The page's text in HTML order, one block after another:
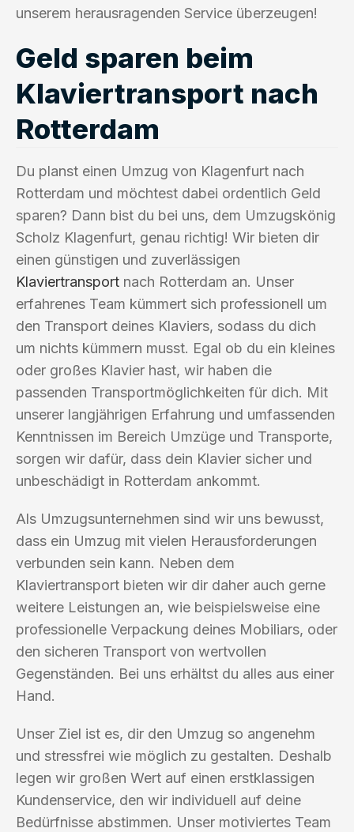
unserem herausragenden Service überzeugen!
Geld sparen beim
Klaviertransport nach
Rotterdam
Du planst einen Umzug von Klagenfurt nach
Rotterdam und möchtest dabei ordentlich Geld
sparen? Dann bist du bei uns, dem Umzugskönig
Scholz Klagenfurt, genau richtig! Wir bieten dir
einen günstigen und zuverlässigen
Klaviertransport nach Rotterdam an. Unser
erfahrenes Team kümmert sich professionell um
den Transport deines Klaviers, sodass du dich
um nichts kümmern musst. Egal ob du ein kleines
oder großes Klavier hast, wir haben die
passenden Transportmöglichkeiten für dich. Mit
unserer langjährigen Erfahrung und umfassenden
Kenntnissen im Bereich Umzüge und Transporte,
sorgen wir dafür, dass dein Klavier sicher und
unbeschädigt in Rotterdam ankommt.
Als Umzugsunternehmen sind wir uns bewusst,
dass ein Umzug mit vielen Herausforderungen
verbunden sein kann. Neben dem
Klaviertransport bieten wir dir daher auch gerne
weitere Leistungen an, wie beispielsweise eine
professionelle Verpackung deines Mobiliars, oder
den sicheren Transport von wertvollen
Gegenständen. Bei uns erhältst du alles aus einer
Hand.
Unser Ziel ist es, dir den Umzug so angenehm
und stressfrei wie möglich zu gestalten. Deshalb
legen wir großen Wert auf einen erstklassigen
Kundenservice, den wir individuell auf deine
Bedürfnisse abstimmen. Unser motiviertes Team